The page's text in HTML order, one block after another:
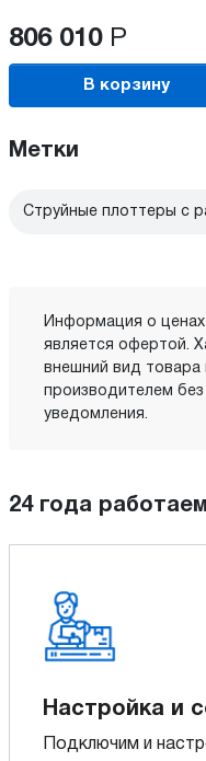
806 010 Р
В корзину
Метки
Струйные плоттеры с
Информация о ценах
является офертой.
внешний вид
производителем
уведомления.
24 года
Настройка и
Подключим и